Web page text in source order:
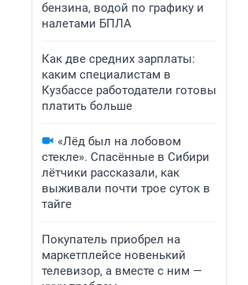
бензина, водой по графику и
налетами БПЛА
Как две средних зарплаты:
каким специалистам в
Кузбассе работодатели готовы
платить больше
«Лёд был на лобовом
стекле». Спасённые в Сибири
лётчики рассказали, как
выживали почти трое суток в
тайге
Покупатель приобрел на
маркетплейсе новенький
телевизор, а вместе с ним —